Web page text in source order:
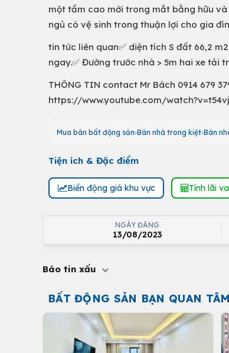
một tầm cao mới trong mắt bằng hữu và
ngủ có vệ sinh trong thuận lợi cho gia
tin tức liên quan✅ diện tích S đất 66,2
ngay.✅ Đường trước nhà > 5m hai xe tải
THÔNG TIN contact Mr Bách 0914 679
https://www.youtube.com/
Mua bán bất động sản Bán nhà trong kiệt Bán
Tiện ích & Đặc điểm
Biến động giá khu vực Tính lãi
NGÀY ĐĂNG
13/08/2023
Báo tin xấu
BẤT ĐỘNG SẢN BẠN QUAN TÂM